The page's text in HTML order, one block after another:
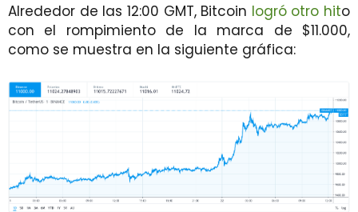
Alrededor de las 12:00 GMT, Bitcoin logró otro hito
con el rompimiento de la marca de $11.000,
como se muestra en la siguiente gráfica: